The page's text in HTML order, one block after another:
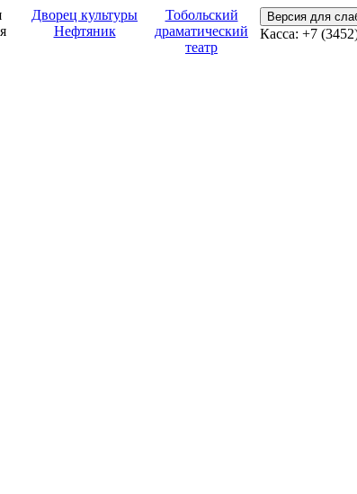
Дворец культуры
Нефтяник
Тобольский
драматический
театр
Версия для
Касса: +7